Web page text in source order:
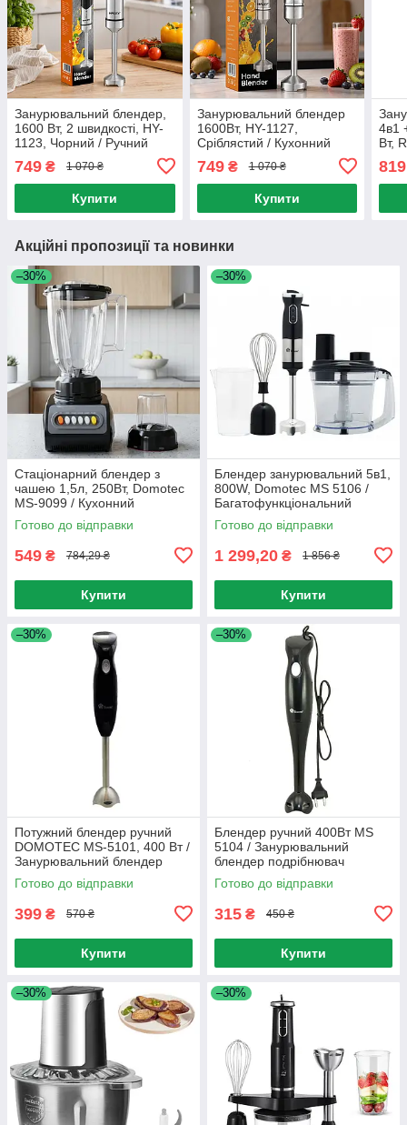
Занурювальний блендер,
1600 Вт, 2 швидкості, HY-
1123, Чорний / Ручний
Кухонний блендер
749 ₴ 1 070 ₴
Купити
Занурювальний блендер
1600Вт, HY-1127,
Сріблястий / Кухонний
блендер / Ручний блендер
для дому / Електричний
блендер для кухні
749₴ 1 070 ₴
Купити
4в1
Вт,
819
Акційні пропозиції та новинки
–30%
Стаціонарний блендер з
чашею 1,5л, 250Вт, Domotec
MS-9099 / Кухонний
подрібнювач з кавомолкою
Готово до відправки
549 ₴ 784,29 ₴
Купити
–30%
Блендер занурювальний 5в1,
800W, Domotec MS 5106 /
Багатофункціональний
подрібнювач / Міні комбайн
Готово до відправки
1 299,20 ₴ 1 856 ₴
Купити
–30%
Потужний блендер ручний
DOMOTEC MS-5101, 400 Вт /
Занурювальний блендер
Готово до відправки
399 ₴ 570 ₴
Купити
–30%
Блендер ручний 400Вт MS
5104 / Занурювальний
блендер подрібнювач
Готово до відправки
315 ₴ 450 ₴
Купити
–30% –30%